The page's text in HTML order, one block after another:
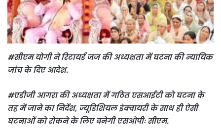
#सीएम योगी ने रिटायर्ड जज की अध्यक्षता में घटना की न्यायिक
जांच के दिए आदेश.
#एडीजी आगरा की अध्यक्षता में गठित एसआईटी को घटना के
तह में जाने का निर्देश, ज्यूडिशियल इंक्वायरी के साथ ही ऐसी
घटनाओं को रोकने के लिए बनेगी एसओपीः सीएम.